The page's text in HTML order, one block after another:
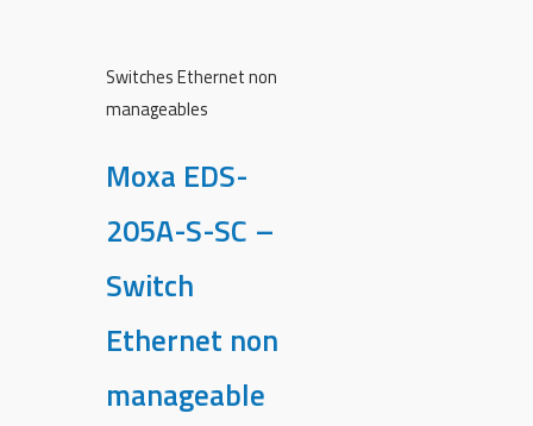
Switches Ethernet non
manageables
Moxa EDS-
205A-S-SC –
Switch
Ethernet non
manageable